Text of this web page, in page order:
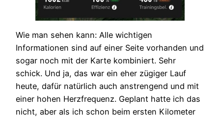
Wie man sehen kann: Alle wichtigen
Informationen sind auf einer Seite vorhanden und
sogar noch mit der Karte kombiniert. Sehr
schick. Und ja, das war ein eher zügiger Lauf
heute, dafür natürlich auch anstrengend und mit
einer hohen Herzfrequenz. Geplant hatte ich das
nicht, aber als ich schon beim ersten Kilometer